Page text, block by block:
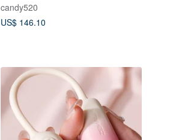
バイス マッサージ スティック
candy520
US$ 146.10